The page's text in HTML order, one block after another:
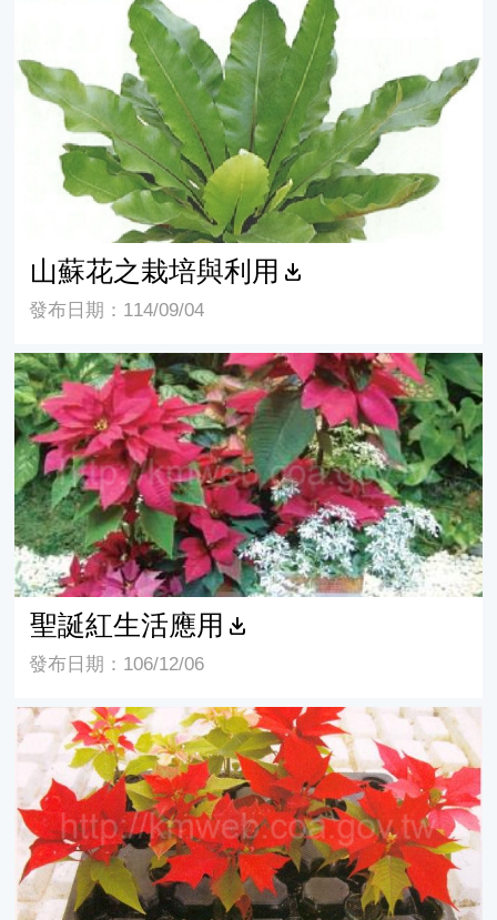
山蘇花之栽培與利用
山蘇花之栽培與利用
發布日期：114/09/04
聖誕紅生活應用
聖誕紅生活應用
發布日期：106/12/06
聖誕紅小品盆花栽培管理